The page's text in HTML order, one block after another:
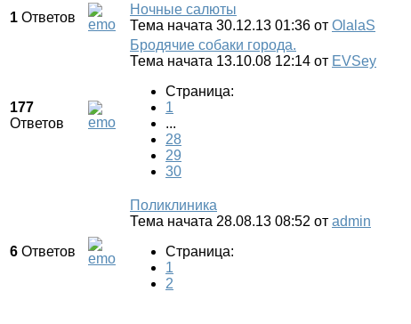
1 Ответов
Ночные салюты
Тема начата 30.12.13 01:36 от OlalaS
177
Ответов
Бродячие собаки города.
Тема начата 13.10.08 12:14 от EVSey
Страница:
1
...
28
29
30
6 Ответов
Поликлиника
Тема начата 28.08.13 08:52 от admin
Страница:
1
2